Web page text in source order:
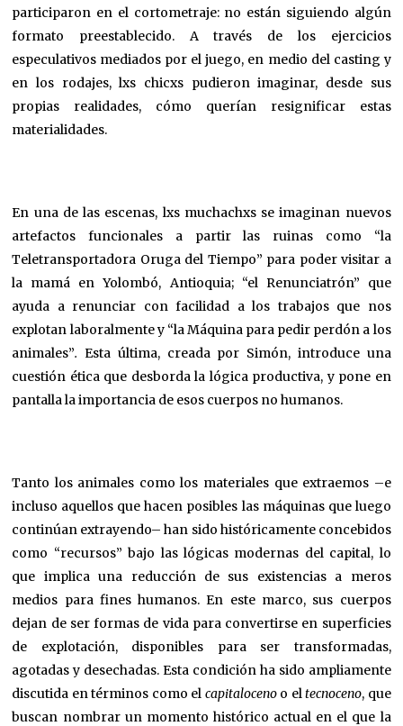
participaron en el cortometraje: no están siguiendo algún
formato preestablecido. A través de los ejercicios
especulativos mediados por el juego, en medio del casting y
en los rodajes, lxs chicxs pudieron imaginar, desde sus
propias realidades, cómo querían resignificar estas
materialidades.
En una de las escenas, lxs muchachxs se imaginan nuevos
artefactos funcionales a partir las ruinas como “la
Teletransportadora Oruga del Tiempo” para poder visitar a
la mamá en Yolombó, Antioquia; “el Renunciatrón” que
ayuda a renunciar con facilidad a los trabajos que nos
explotan laboralmente y “la Máquina para pedir perdón a los
animales”. Esta última, creada por Simón, introduce una
cuestión ética que desborda la lógica productiva, y pone en
pantalla la importancia de esos cuerpos no humanos.
Tanto los animales como los materiales que extraemos –e
incluso aquellos que hacen posibles las máquinas que luego
continúan extrayendo– han sido históricamente concebidos
como “recursos” bajo las lógicas modernas del capital, lo
que implica una reducción de sus existencias a meros
medios para fines humanos. En este marco, sus cuerpos
dejan de ser formas de vida para convertirse en superficies
de explotación, disponibles para ser transformadas,
agotadas y desechadas. Esta condición ha sido ampliamente
discutida en términos como el capitalocenoo eltecnoceno, que
buscan nombrar un momento histórico actual en el que la